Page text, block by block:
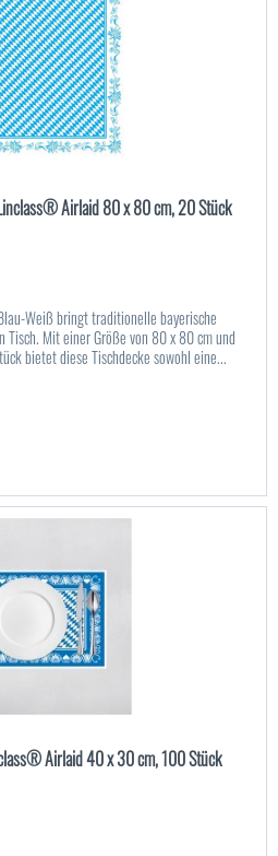
Airlaid 80 x 80 cm, 20 Stück
Weiß bringt traditionelle bayerische
Tisch. Mit einer Größe von 80 x 80 cm und
bietet diese Tischdecke sowohl eine...
Airlaid 40 x 30 cm, 100 Stück